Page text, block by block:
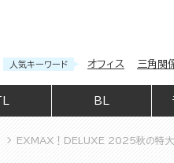
人気キーワード オフィス 三角関
BL
EXMAX！DELUXE 2025秋の特